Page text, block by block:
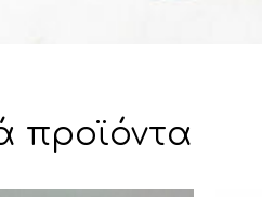
προϊόντα